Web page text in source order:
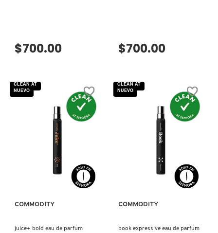
TOO FACED
TWEEZERMAN
URBAN DECAY
VALENTINO
VERSACE
$700.00 $700.00
VISTA RÁPIDA
COMMODITY
juice+ bold eau de parfum
CLEAN AT
NUEVO
VISTA RÁPIDA
COMMODITY
book expressive eau de parfum
CLEAN AT
NUEVO